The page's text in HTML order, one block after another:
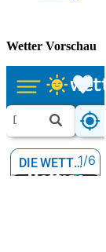
Wetter Vorschau